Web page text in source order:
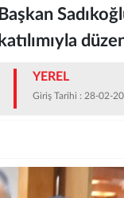
Başkan
katılımıyla
YEREL
Giriş Tarihi : 28-02-